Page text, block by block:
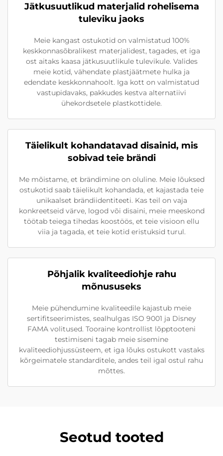
Jätkusuutlikud materjalid rohelisema
tuleviku jaoks
Meie kangast ostukotid on valmistatud 100%
keskkonnasõbralikest materjalidest, tagades, et iga
ost aitaks kaasa jätkusuutlikule tulevikule. Valides
meie kotid, vähendate plastjäätmete hulka ja
edendate keskkonnahoolt. Iga kott on valmistatud
vastupidavaks, pakkudes kestva alternatiivi
ühekordsetele plastkottidele.
Täielikult kohandatavad disainid, mis
sobivad teie brändi
Me mõistame, et brändimine on oluline. Meie lõuksed
ostukotid saab täielikult kohandada, et kajastada teie
unikaalset brändiidentiteeti. Kas teil on vaja
konkreetseid värve, logod või disaini, meie meeskond
töötab teiega tihedas koostöös, et teie visioon ellu
viia ja tagada, et teie kotid eristuksid turul.
Põhjalik kvaliteediohje rahu
mõnususeks
Meie pühendumine kvaliteedile kajastub meie
sertifitseerimistes, sealhulgas ISO 9001 ja Disney
FAMA volitused. Tooraine kontrollist lõpptooteni
testimiseni tagab meie sisemine
kvaliteediohjussüsteem, et iga lõuks ostukott vastaks
kõrgeimatele standarditele, andes teil igal ostul rahu
mõttes.
Seotud tooted